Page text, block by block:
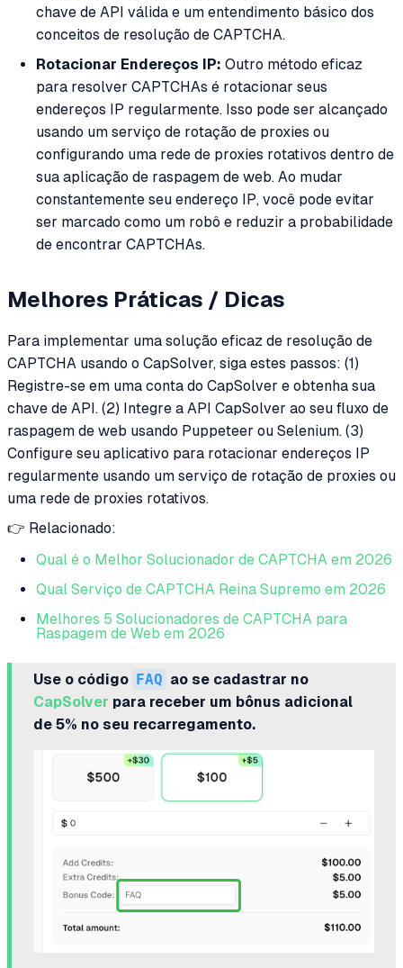
chave de API válida e um entendimento básico dos
conceitos de resolução de CAPTCHA.
Rotacionar Endereços IP: Outro método eficaz
para resolver CAPTCHAs é rotacionar seus
endereços IP regularmente. Isso pode ser alcançado
usando um serviço de rotação de proxies ou
configurando uma rede de proxies rotativos dentro de
sua aplicação de raspagem de web. Ao mudar
constantemente seu endereço IP, você pode evitar
ser marcado como um robô e reduzir a probabilidade
de encontrar CAPTCHAs.
Melhores Práticas / Dicas
Para implementar uma solução eficaz de resolução de
CAPTCHA usando o CapSolver, siga estes passos: (1)
Registre-se em uma conta do CapSolver e obtenha sua
chave de API. (2) Integre a API CapSolver ao seu fluxo de
raspagem de web usando Puppeteer ou Selenium. (3)
Configure seu aplicativo para rotacionar endereços IP
regularmente usando um serviço de rotação de proxies ou
uma rede de proxies rotativos.
👉 Relacionado:
Qual é o Melhor Solucionador de CAPTCHA em 2026
Qual Serviço de CAPTCHA Reina Supremo em 2026
Melhores 5 Solucionadores de CAPTCHA para
Raspagem de Web em 2026
Use o código FAQ ao se cadastrar no
CapSolver para receber um bônus adicional
de 5% no seu recarregamento.